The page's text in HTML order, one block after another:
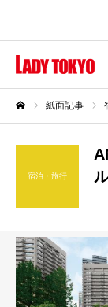
紙面記事
宿泊・旅行